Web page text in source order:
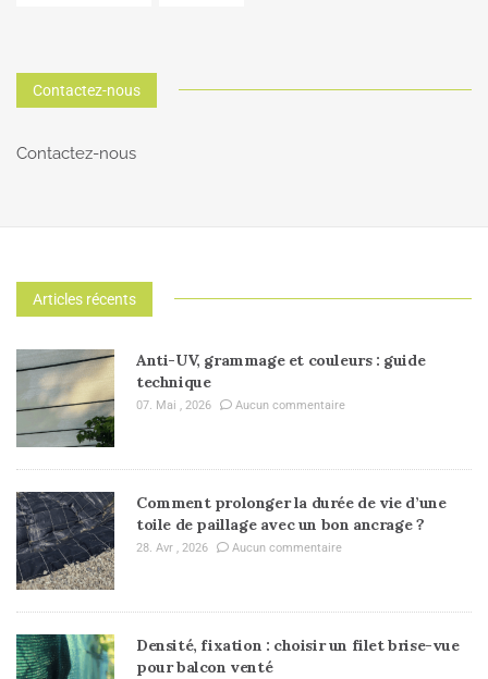
Contactez-nous
Contactez-nous
Articles récents
Anti-UV, grammage et couleurs : guide
technique
07. Mai , 2026 Aucun commentaire
Comment prolonger la durée de vie d’une
toile de paillage avec un bon ancrage ?
28. Avr , 2026 Aucun commentaire
Densité, fixation : choisir un filet brise-vue
pour balcon venté